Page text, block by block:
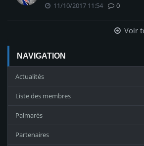
11/10/2017 11:54 0
Voir
NAVIGATION
Actualités
Liste des membres
Palmarès
Partenaires